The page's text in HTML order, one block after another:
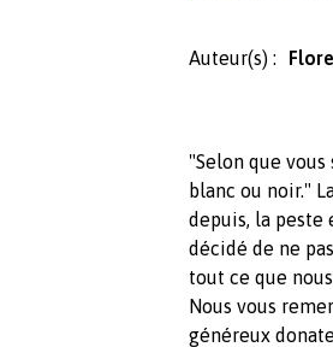
Auteur(s) :
"Selon que
blanc ou noir."
depuis, la peste
décidé de ne
tout ce que
Nous vous
généreux